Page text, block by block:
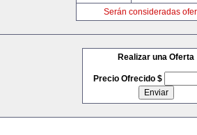
Serán consideradas
Realizar una Oferta
Precio Ofrecido $